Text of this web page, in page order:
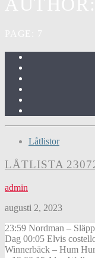
Låtlistor
LÅTLISTA
admin
augusti 2, 2023
23:59 Nordman –
Dag 00:05 Elvis
Winnerbäck – Hum